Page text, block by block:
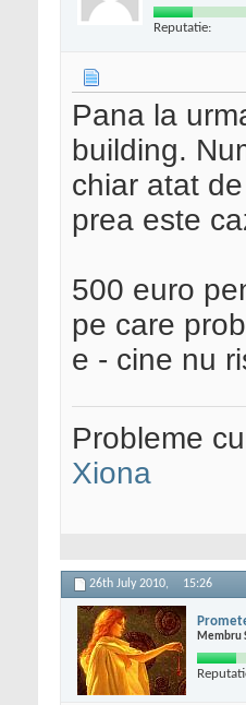
Reputatie:
Pana la
building.
chiar atat
prea este
500 euro
pe care
e - cine nu
Probleme
Xiona
26th July 2010, 15:26
Membru